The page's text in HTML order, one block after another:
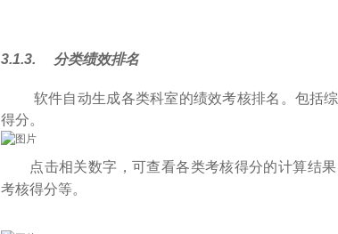
3.1.3. 分类绩效排名
软件自动生成各类科室的绩效考核排名。包括
得分。
点击相关数字，可查看各类考核得分的计算结
考核得分等。